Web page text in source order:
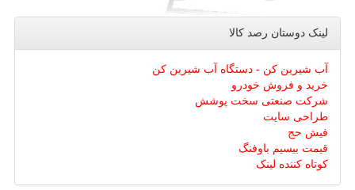
لینک دوستان رصد كالا
آب شیرین کن - دستگاه آب شیرین کن
خرید و فروش خودرو
شرکت صنعتی سخت پوشش
طراحی سایت
فیش حج
قیمت بیسیم باوفنگ
کوتاه کننده لینک